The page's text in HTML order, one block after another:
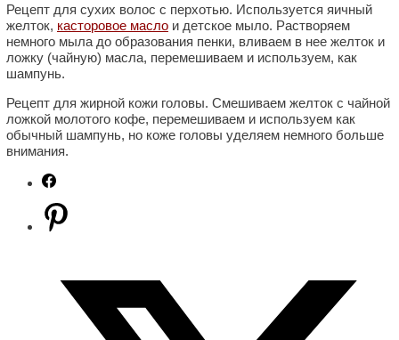
Рецепт для сухих волос с перхотью. Используется яичный
желток, касторовое масло и детское мыло. Растворяем
немного мыла до образования пенки, вливаем в нее желток и
ложку (чайную) масла, перемешиваем и используем, как
шампунь.
Рецепт для жирной кожи головы. Смешиваем желток с чайной
ложкой молотого кофе, перемешиваем и используем как
обычный шампунь, но коже головы уделяем немного больше
внимания.